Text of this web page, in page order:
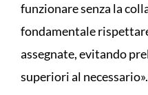
funzionare senza la
fondamentale
assegnate, evitando
superiori al necessario».